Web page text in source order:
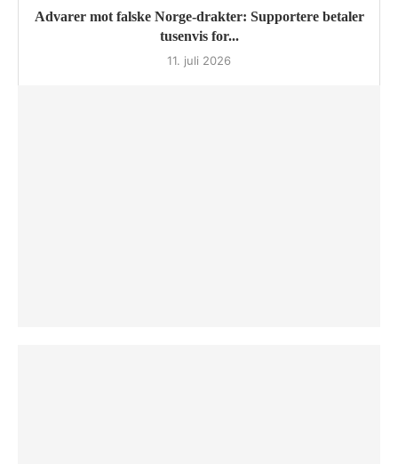
Advarer mot falske Norge-drakter: Supportere betaler
tusenvis for...
11. juli 2026